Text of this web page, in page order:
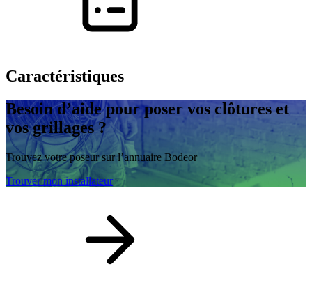
Caractéristiques
Besoin d’aidepour poser vos clôtures et
vos grillages ?
Trouvez votre poseur sur l’annuaire Bodeor
Trouver mon installateur